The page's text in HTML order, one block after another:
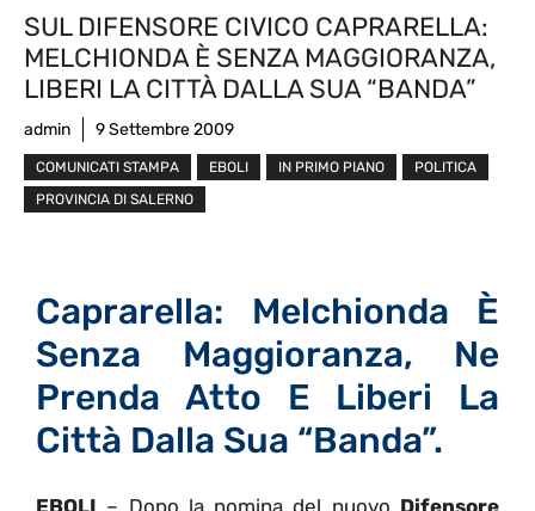
SUL DIFENSORE CIVICO CAPRARELLA:
MELCHIONDA È SENZA MAGGIORANZA,
LIBERI LA CITTÀ DALLA SUA “BANDA”
admin 9 Settembre 2009
COMUNICATI STAMPA EBOLI IN PRIMO PIANO
POLITICA
PROVINCIA DI SALERNO
Caprarella: Melchionda È
Senza Maggioranza, Ne
Prenda Atto E Liberi La
Città Dalla Sua “Banda”.